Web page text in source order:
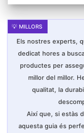
Els nostres experts,
dedicat hores a
productes per
millor del millor.
qualitat, la
Així que, si estàs
aquesta guia és